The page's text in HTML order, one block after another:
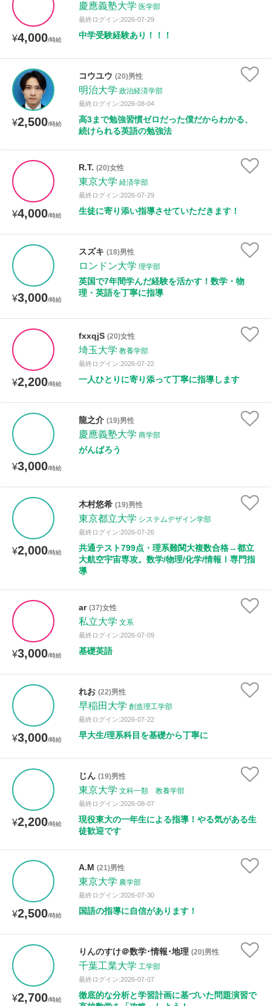
¥4,000/時給
慶應義塾大学 医学部
最終ログイン:2026-07-29
中学受験経験あり！！！
¥2,500/時給
コウユウ (20)男性
明治大学 政治経済学部
最終ログイン:2026-08-04
高3まで勉強習慣ゼロだった僕だからわかる、
続けられる英語の勉強法
¥4,000/時給
R.T. (20)女性
東京大学 経済学部
最終ログイン:2026-07-29
生徒に寄り添い指導させていただきます！
¥3,000/時給
スズキ (18)男性
ロンドン大学 理学部
英国で7年間学んだ経験を活かす！数学・物
理・英語を丁寧に指導
¥2,200/時給
fxxqjS (20)女性
埼玉大学 教養学部
最終ログイン:2026-07-22
一人ひとりに寄り添って丁寧に指導します
¥3,000/時給
龍之介 (19)男性
慶應義塾大学 商学部
がんばろう
¥2,000/時給
木村悠希 (19)男性
東京都立大学 システムデザイン学部
最終ログイン:2026-07-26
共通テスト799点・理系難関大複数合格→都立
大航空宇宙専攻。数学/物理/化学/情報Ⅰ専門指
導
¥3,000/時給
ar (37)女性
私立大学 文系
最終ログイン:2026-07-09
基礎英語
¥3,000/時給
れお (22)男性
早稲田大学 創造理工学部
最終ログイン:2026-07-22
早大生/理系科目を基礎から丁寧に
¥2,200/時給
じん (19)男性
東京大学 文科一類 教養学部
最終ログイン:2026-08-07
現役東大の一年生による指導！やる気がある生
徒歓迎です
¥2,500/時給
A.M (21)男性
東京大学 農学部
最終ログイン:2026-07-30
国語の指導に自信があります！
¥2,700/時給
りんのすけ＠数学･情報･地理 (20)男性
千葉工業大学 工学部
最終ログイン:2026-07-07
徹底的な分析と学習計画に基づいた問題演習で